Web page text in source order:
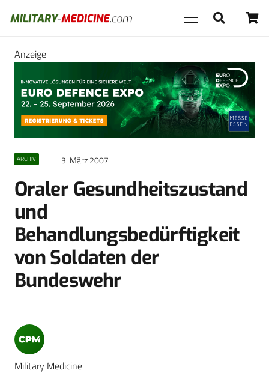
Anzeige
ARCHIV 3. März 2007
Oraler Gesundheitszustand
und
Behandlungsbedürftigkeit
von Soldaten der
Bundeswehr
Military Medicine